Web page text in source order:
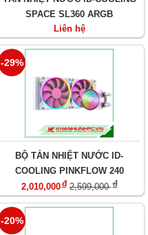
SPACE SL360 ARGB
Liên hệ
-29%
BỘ TẢN NHIỆT NƯỚC ID-
COOLING PINKFLOW 240
DIAMOND
2,010,000đ 2,599,000đ
-20%